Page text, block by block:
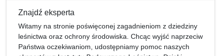
Znajdź eksperta
Witamy na stronie poświęconej zagadnieniom z dziedziny
leśnictwa oraz ochrony środowiska. Chcąc wyjść naprzeciw
Państwa oczekiwaniom, udostępniamy pomoc naszych